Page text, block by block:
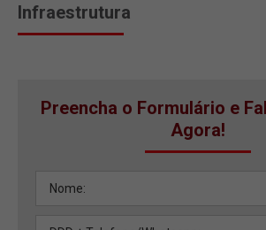
Infraestrutura
Preencha o Formulário e
Agora!